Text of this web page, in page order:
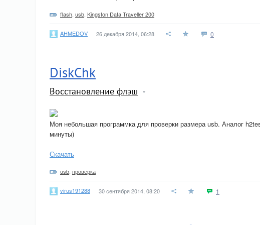
flash usb Kingston Data Traveller 200
AHMEDOV 26 декабря 2014, 06:28 0
DiskChk
Восстановление флэш
Моя небольшая программка для проверки размера usb. Аналог
минуты)
Скачать
usb проверка
virus191288 30 сентября 2014, 08:20 1